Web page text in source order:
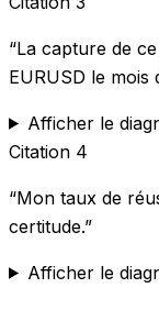
“La capture de
EURUSD le
Afficher le
Citation 4
“Mon taux de
certitude.”
Afficher le